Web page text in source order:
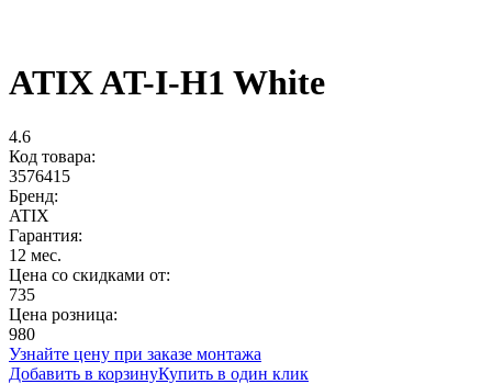
ATIX AT-I-H1 White
4.6
Код товара:
3576415
Бренд:
ATIX
Гарантия:
12 мес.
Цена со скидками от:
735
Цена розница:
980
Узнайте цену при заказе монтажа
Добавить в корзинуКупить в один клик